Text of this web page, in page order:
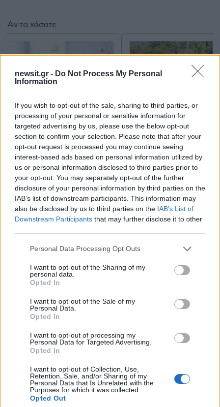
newsit.gr - Do Not Process My Personal
Information
If you wish to opt-out of the sale, sharing to third parties, or
processing of your personal or sensitive information for
targeted advertising by us, please use the below opt-out
section to confirm your selection. Please note that after your
opt-out request is processed you may continue seeing
interest-based ads based on personal information utilized by
us or personal information disclosed to third parties prior to
your opt-out. You may separately opt-out of the further
disclosure of your personal information by third parties on the
IAB’s list of downstream participants. This information may
also be disclosed by us to third parties on the IAB’s List of
Downstream Participants that may further disclose it to other
Please note that this website/app uses one or more Google
not limited to your visit or usage behaviour. You may click to
grant or deny consent to Google and its third-party tags to
use your data for below specified purposes in below Google
consent section.
Personal Data Processing Opt Outs
I want to opt-out of the Sharing of my
personal data.
Opted In
I want to opt-out of the Sale of my
Personal Data.
Opted In
I want to opt-out of processing my
Personal Data for Targeted Advertising.
Opted In
I want to opt-out of Collection, Use,
Retention, Sale, and/or Sharing of my
Personal Data that Is Unrelated with the
Purposes for which it was collected.
Opted Out
Σχόλια
Σχολίασε εδώ
Υποβολή σχολίου
Όροι Χρήσης. Το site προστατεύεται από reCAPTCHA, ισχύουν
Πολιτική Απορρήτου
Αν τα χάσατε
Marfin: «Δεν υπάρχει
ταυτοποίηση» λέει ο
δικηγόρος της 46χρονης –
Η ξανθιά κοτσίδα και η
εξέταση του 2022 για την
ίδια υπόθεση
Μυστράς: Με
προβλήματα ο
που έκρυψε τον
πατέρα του σε
– «Δεν είπε ποτέ ότι
έκανε για τα